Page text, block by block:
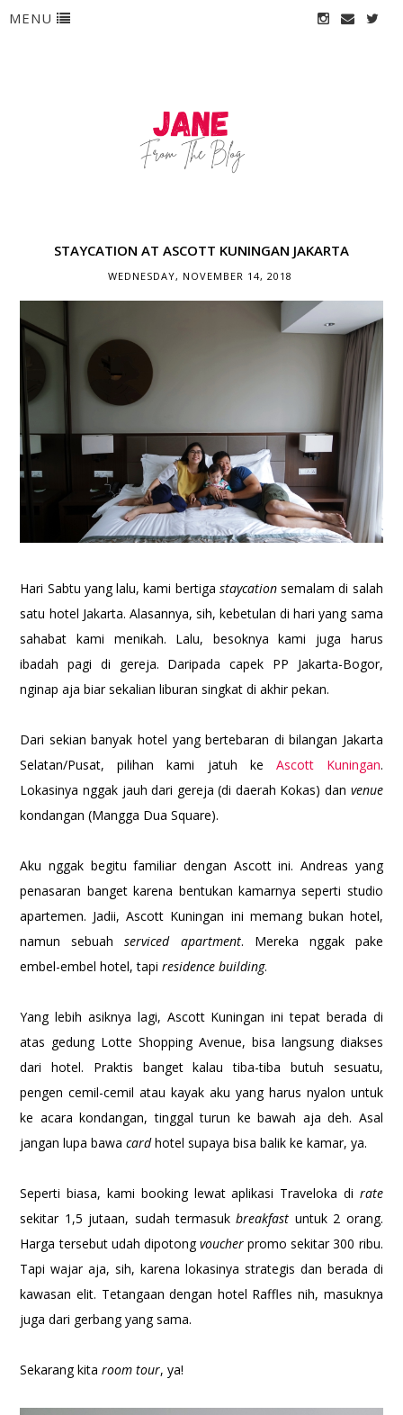
MENU
STAYCATION AT ASCOTT KUNINGAN JAKARTA
WEDNESDAY, NOVEMBER 14, 2018
Hari Sabtu yang lalu, kami bertiga staycationsemalam di salah
satu hotel Jakarta. Alasannya, sih, kebetulan di hari yang sama
sahabat kami menikah. Lalu, besoknya kami juga harus
ibadah pagi di gereja. Daripada capek PP Jakarta-Bogor,
nginap aja biar sekalian liburan singkat di akhir pekan.
Dari sekian banyak hotel yang bertebaran di bilangan Jakarta
Selatan/Pusat, pilihan kami jatuh ke Ascott Kuningan.
Lokasinya nggak jauh dari gereja (di daerah Kokas) dan venue
kondangan (Mangga Dua Square).
Aku nggak begitu familiar dengan Ascott ini. Andreas yang
penasaran banget karena bentukan kamarnya seperti studio
apartemen. Jadii, Ascott Kuningan ini memang bukan hotel,
namun sebuahserviced apartment. Mereka nggak pake
embel-embel hotel, tapiresidence building.
Yang lebih asiknya lagi, Ascott Kuningan ini tepat berada di
atas gedung Lotte Shopping Avenue, bisa langsung diakses
dari hotel. Praktis banget kalau tiba-tiba butuh sesuatu,
pengen cemil-cemil atau kayak aku yang harus nyalon untuk
ke acara kondangan, tinggal turun ke bawah aja deh. Asal
jangan lupa bawacardhotel supaya bisa balik ke kamar, ya.
Seperti biasa, kami booking lewat aplikasi Traveloka di rate
sekitar 1,5 jutaan, sudah termasukbreakfast untuk 2 orang.
Harga tersebut udah dipotongvoucherpromo sekitar 300 ribu.
Tapi wajar aja, sih, karena lokasinya strategis dan berada di
kawasan elit. Tetangaan dengan hotel Raffles nih, masuknya
juga dari gerbang yang sama.
Sekarang kitaroom tour, ya!